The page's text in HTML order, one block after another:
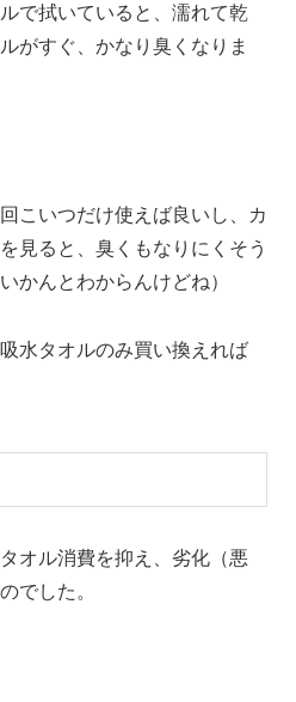
で拭いていると、濡れて乾
がすぐ、かなり臭くなりま
こいつだけ使えば良いし、カ
見ると、臭くもなりにくそう
かんとわからんけどね）
水タオルのみ買い換えれば
オル消費を抑え、劣化（悪
でした。